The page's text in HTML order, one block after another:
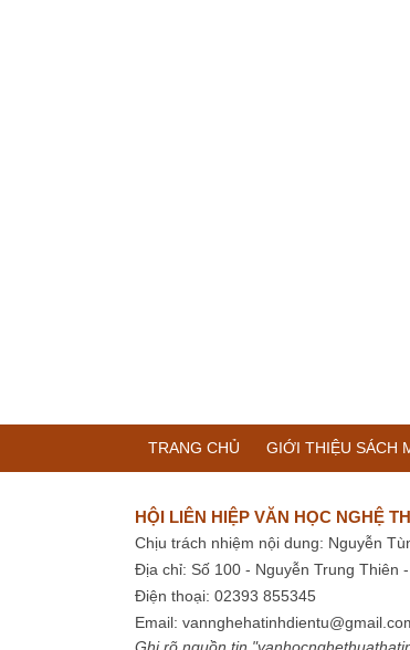
TRANG CHỦ GIỚI THIỆU SÁCH
HỘI LIÊN HIỆP VĂN HỌC NGHỆ
Chịu trách nhiệm nội dung: Nguyễn
Địa chỉ: Số 100 - Nguyễn Trung Thiên
Điện thoại: 02393 855345
Email: